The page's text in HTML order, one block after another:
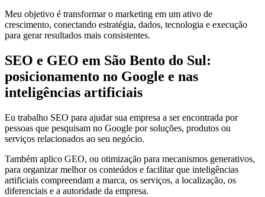
Meu objetivo é transformar o marketing em um ativo de
crescimento, conectando estratégia, dados, tecnologia e execução
para gerar resultados mais consistentes.
SEO e GEO em São Bento do Sul:
posicionamento no Google e nas
inteligências artificiais
Eu trabalho SEO para ajudar sua empresa a ser encontrada por
pessoas que pesquisam no Google por soluções, produtos ou
serviços relacionados ao seu negócio.
Também aplico GEO, ou otimização para mecanismos generativos,
para organizar melhor os conteúdos e facilitar que inteligências
artificiais compreendam a marca, os serviços, a localização, os
diferenciais e a autoridade da empresa.